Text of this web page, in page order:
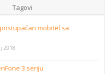
Tagovi
mobitel sa
2018
3 seriju